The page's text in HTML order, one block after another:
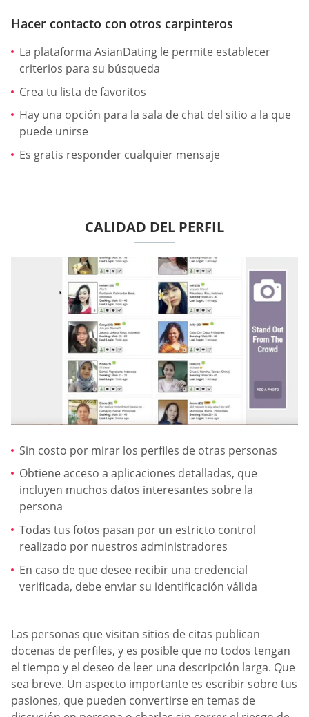
Hacer contacto con otros carpinteros
La plataforma AsianDating le permite establecer
criterios para su búsqueda
Crea tu lista de favoritos
Hay una opción para la sala de chat del sitio a la que
puede unirse
Es gratis responder cualquier mensaje
CALIDAD DEL PERFIL
Sin costo por mirar los perfiles de otras personas
Obtiene acceso a aplicaciones detalladas, que
incluyen muchos datos interesantes sobre la
persona
Todas tus fotos pasan por un estricto control
realizado por nuestros administradores
En caso de que desee recibir una credencial
verificada, debe enviar su identificación válida
Las personas que visitan sitios de citas publican
docenas de perfiles, y es posible que no todos tengan
el tiempo y el deseo de leer una descripción larga. Que
sea breve. Un aspecto importante es escribir sobre tus
pasiones, que pueden convertirse en temas de